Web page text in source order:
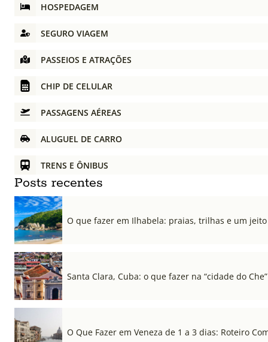
HOSPEDAGEM
SEGURO VIAGEM
PASSEIOS E ATRAÇÕES
CHIP DE CELULAR
PASSAGENS AÉREAS
ALUGUEL DE CARRO
TRENS E ÔNIBUS
Posts recentes
O que fazer em Ilhabela: praias, trilhas e um
Santa Clara, Cuba: o que fazer na “cidade do Che”
O Que Fazer em Veneza de 1 a 3 dias: Roteiro